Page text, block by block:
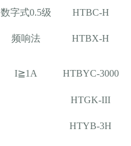
数字式0.5级 HTBC-H
频响法 HTBX-H
I≧1A HTBYC-3000
HTGK-III
HTYB-3H